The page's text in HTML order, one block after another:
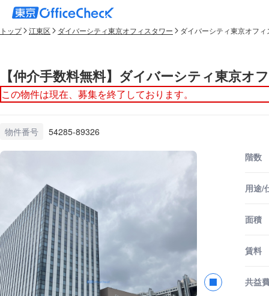
トップ 江東区 ダイバーシティ東京オフィスタワー ダイバーシティ東京オフ
【仲介手数料無料】ダイバーシティ東京オ
この物件は現在、募集を終了しております。
物件番号 54285-89326
階数
用途/
面積
賃料
共益